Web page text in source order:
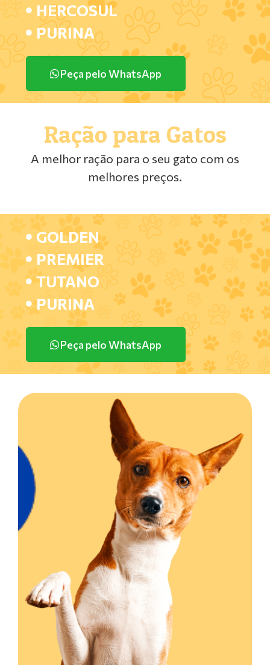
HERCOSUL
PURINA
Peça pelo WhatsApp
Ração para Gatos
A melhor ração para o seu gato com os
melhores preços.
GOLDEN
PREMIER
TUTANO
PURINA
Peça pelo WhatsApp